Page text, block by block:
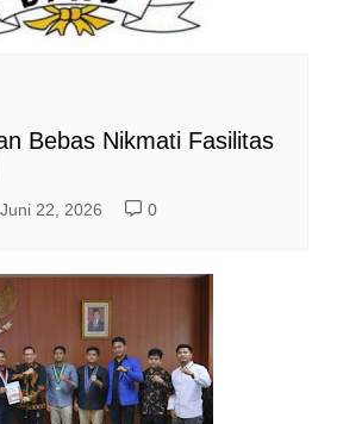
Bebas Nikmati Fasilitas
Juni 22, 2026 0